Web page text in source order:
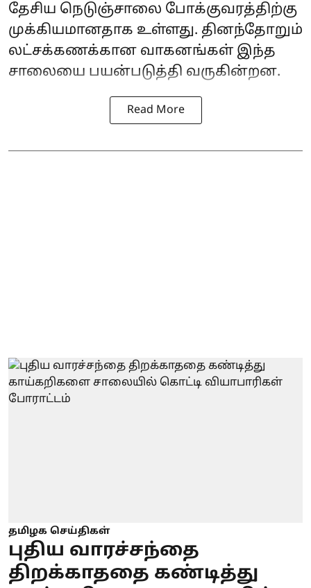
தேசிய நெடுஞ்சாலை போக்குவரத்திற்கு
முக்கியமானதாக உள்ளது. தினந்தோறும்
லட்சக்கணக்கான வாகனங்கள் இந்த
சாலையை பயன்படுத்தி வருகின்றன.
Read More
தமிழக செய்திகள்
புதிய வாரச்சந்தை
திறக்காததை கண்டித்து